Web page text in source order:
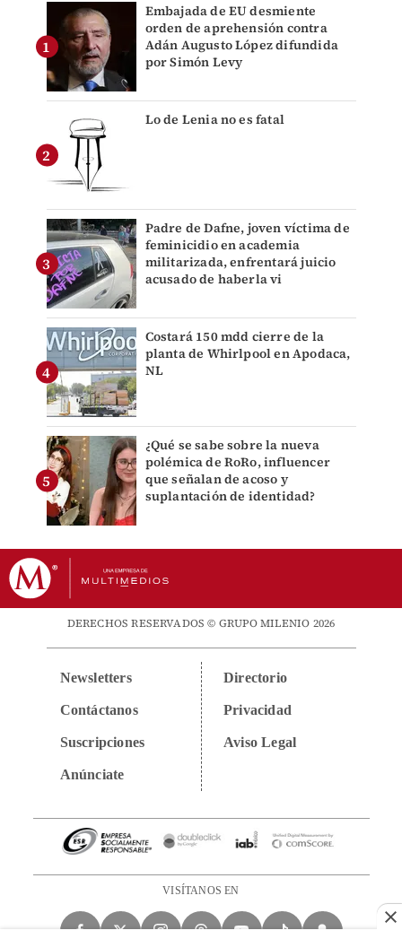
Embajada de EU desmiente
orden de aprehensión contra
Adán Augusto López difundida
por Simón Levy
Lo de Lenia no es fatal
Padre de Dafne, joven víctima de
feminicidio en academia
militarizada, enfrentará juicio
acusado de haberla vi
Costará 150 mdd cierre de la
planta de Whirlpool en Apodaca,
NL
¿Qué se sabe sobre la nueva
polémica de RoRo, influencer
que señalan de acoso y
suplantación de identidad?
DERECHOS RESERVADOS © GRUPO MILENIO 2026
Newsletters
Contáctanos
Suscripciones
Anúnciate
Directorio
Privacidad
Aviso Legal
VISÍTANOS EN